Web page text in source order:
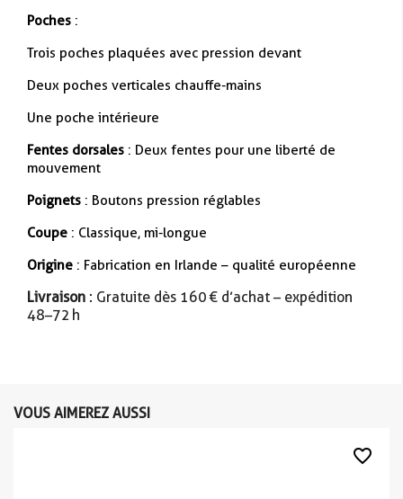
Poches :
Trois poches plaquées avec pression devant
Deux poches verticales chauffe-mains
Une poche intérieure
Fentes dorsales : Deux fentes pour une liberté de
mouvement
Poignets : Boutons pression réglables
Coupe : Classique, mi-longue
Origine : Fabrication en Irlande – qualité européenne
Livraison : Gratuite dès 160 € d’achat – expédition
48–72 h
VOUS AIMEREZ AUSSI
favorite_border